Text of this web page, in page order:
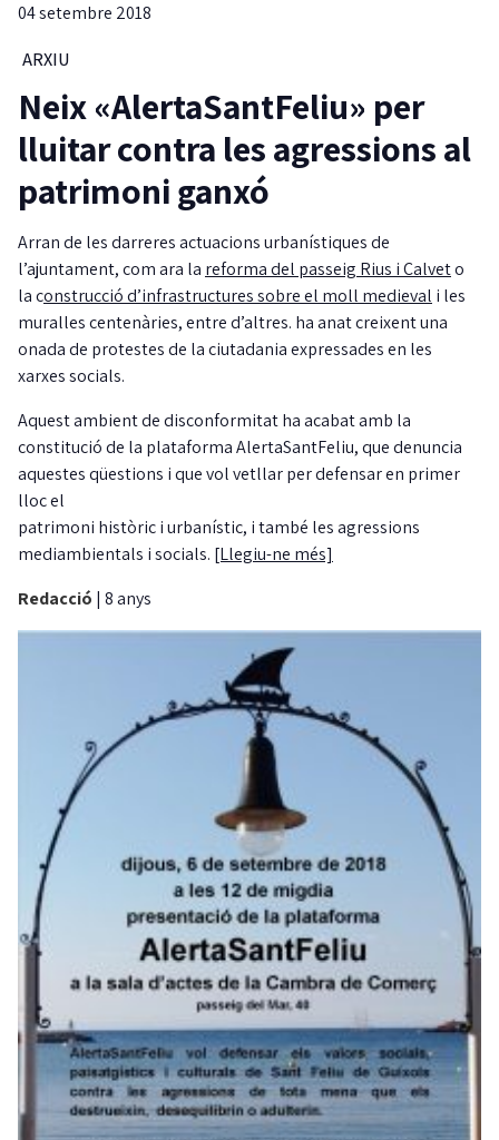
04 setembre 2018
ARXIU
Neix «AlertaSantFeliu» per
lluitar contra les agressions al
patrimoni ganxó
Arran de les darreres actuacions urbanístiques de
l’ajuntament, com ara la reforma del passeig Rius i Calveto
la construcció d’infrastructures sobre el moll medieval i les
muralles centenàries, entre d’altres. ha anat creixent una
onada de protestes de la ciutadania expressades en les
xarxes socials.
Aquest ambient de disconformitat ha acabat amb la
constitució de la plataforma AlertaSantFeliu, que denuncia
aquestes qüestions i que vol vetllar per defensar en primer
lloc el
patrimoni històric i urbanístic, i també les agressions
mediambientals i socials. [Llegiu-ne més]
Redacció | 8 anys